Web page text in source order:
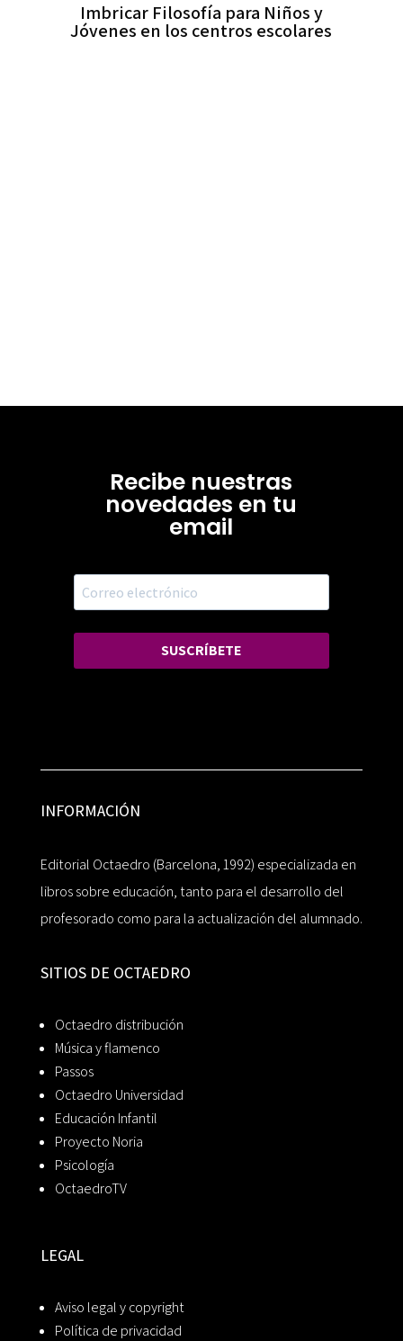
Imbricar Filosofía para Niños y
Jóvenes en los centros escolares
Recibe nuestras
novedades en tu
email
SUSCRÍBETE
INFORMACIÓN
Editorial Octaedro (Barcelona, 1992) especializada en
libros sobre educación, tanto para el desarrollo del
profesorado como para la actualización del alumnado.
SITIOS DE OCTAEDRO
Octaedro distribución
Música y flamenco
Passos
Octaedro Universidad
Educación Infantil
Proyecto Noria
Psicología
OctaedroTV
LEGAL
Aviso legal y copyright
Política de privacidad